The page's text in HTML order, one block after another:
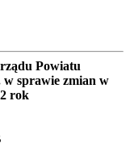
Powiatu
w sprawie zmian w
rok